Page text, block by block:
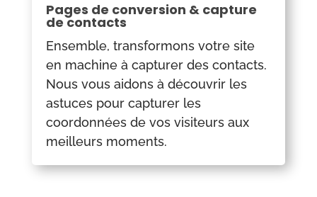
Pages de conversion & capture
de contacts
Ensemble, transformons votre site
en machine à capturer des contacts.
Nous vous aidons à découvrir les
astuces pour capturer les
coordonnées de vos visiteurs aux
meilleurs moments.